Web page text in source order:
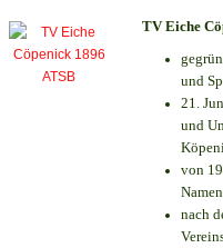
TV Eiche
und
21.
und
von
nach